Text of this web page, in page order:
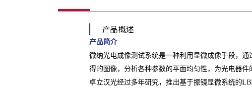
产品概述
产品简介
微纳光电成像测试系统是一种利用显微成像手段，
得的图像，分析各种参数的平面均匀性，为光电器件
卓立汉光经过多年研究，推出基于振镜显微系统的